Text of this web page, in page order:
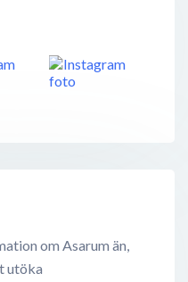
om Asarum än,
utöka